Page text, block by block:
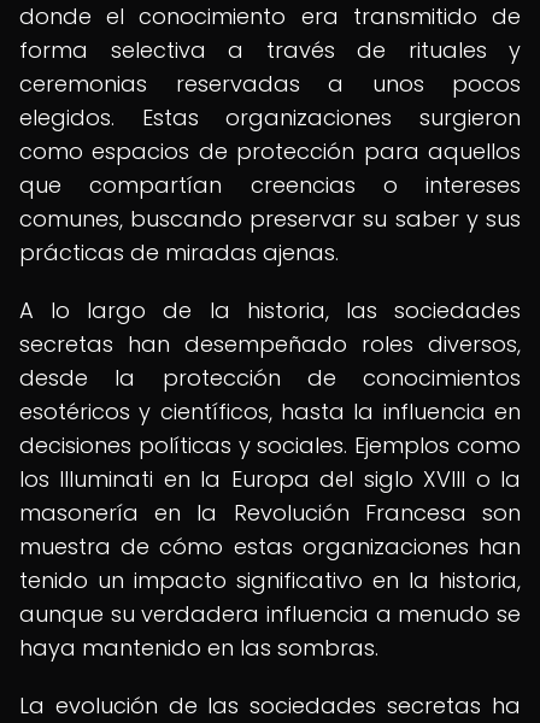
donde el conocimiento era transmitido de
forma selectiva a través de rituales y
ceremonias reservadas a unos pocos
elegidos. Estas organizaciones surgieron
como espacios de protección para aquellos
que compartían creencias o intereses
comunes, buscando preservar su saber y sus
prácticas de miradas ajenas.
A lo largo de la historia, las sociedades
secretas han desempeñado roles diversos,
desde la protección de conocimientos
esotéricos y científicos, hasta la influencia en
decisiones políticas y sociales. Ejemplos como
los Illuminati en la Europa del siglo XVIII o la
masonería en la Revolución Francesa son
muestra de cómo estas organizaciones han
tenido un impacto significativo en la historia,
aunque su verdadera influencia a menudo se
haya mantenido en las sombras.
La evolución de las sociedades secretas ha